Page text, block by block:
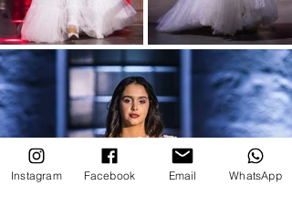
Instagram Facebook Email WhatsApp